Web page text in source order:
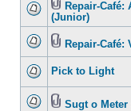
Repair-Café:
(Junior)
Repair-Café:
Pick to Light
Sugt o